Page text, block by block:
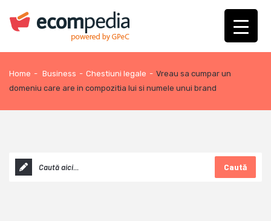
Home - Business - Chestiuni legale - Vreau sa cumpar un
domeniu care are in compozitia lui si numele unui brand
Caută